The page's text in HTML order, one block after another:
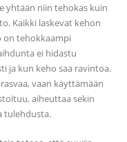
yhtään niin tehokas kuin
Kaikki laskevat kehon
on tehokkaampi
ei hidastu
ja kun keho saa ravintoa.
vaan käyttämään
aiheuttaa sekin
tulehdusta.